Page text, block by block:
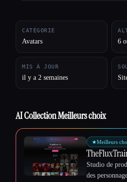
Esc
CATÉGORIE
Avatars 6
MIS À JOUR
il y a 2 semaines
AI Collection Meilleurs choix
★Meilleurs
Studio de
des